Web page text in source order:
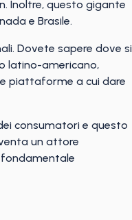
Inoltre, questo gigante
e Brasile.
Dovete sapere dove si
latino-americano,
piattaforme a cui dare
consumatori e questo
un attore